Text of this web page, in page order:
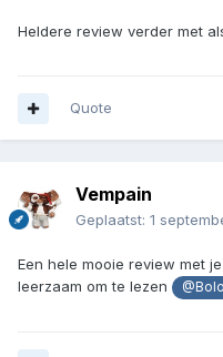
Heldere review verder met
Quote
Vempain
Geplaatst: 1
Een hele mooie review met
leerzaam om te lezen
@Bolo